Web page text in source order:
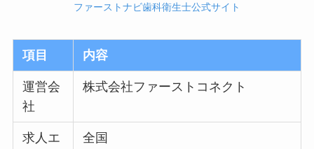
ファーストナビ歯科衛生士公式サイト
項目 内容
運営会
社
株式会社ファーストコネクト
求人エ
全国